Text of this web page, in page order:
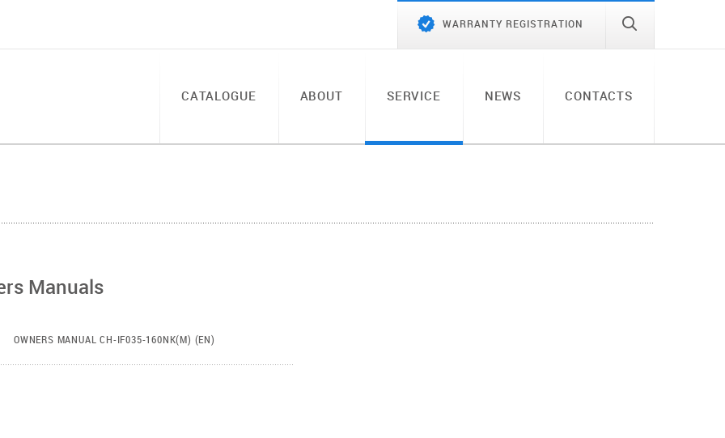
WARRANTY REGISTRATION
CATALOGUE ABOUT SERVICE NEWS CONTACTS
Manuals
OWNERS MANUAL CH-IF035-160NK(M) (EN)